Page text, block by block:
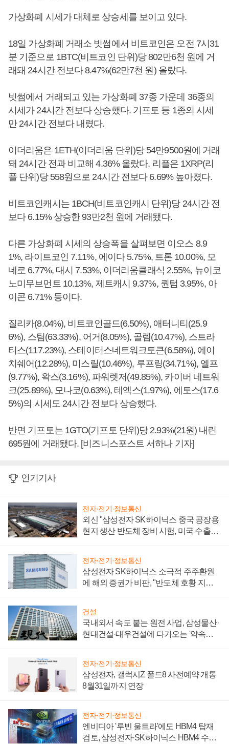
가상화폐 시세가 대체로 상승세를 보이고 있다.
18일 가상화폐 거래소 빗썸에서 비트코인은 오전 7시31
분 기준으로 1BTC(비트코인 단위)당 802만6천 원에 거
래돼 24시간 전보다 8.47%(62만7천 원) 올랐다.
빗썸에서 거래되고 있는 가상화폐 37종 가운데 36종의
시세가 24시간 전보다 상승했다. 기프토 등 1종의 시세
만 24시간 전보다 내렸다.
이더리움은 1ETH(이더리움 단위)당 54만9500원에 거래
돼 24시간 전과 비교해 4.36% 올랐다. 리플은 1XRP(리
플 단위)당 558원으로 24시간 전보다 6.69% 높아졌다.
비트코인캐시는 1BCH(비트코인캐시 단위)당 24시간 전
보다 6.15% 상승한 93만2천 원에 거래됐다.
다른 가상화폐 시세의 상승폭을 살펴보면 이오스 8.9
1%, 라이트코인 7.11%, 에이다 5.75%, 트론 10.00%, 모
네로 6.77%, 대시 7.53%, 이더리움클래식 2.55%, 뉴이코
노미무브먼트 10.13%, 제트캐시 9.37%, 퀀텀 3.95%, 아
이콘 6.71% 등이다.
질리카(8.04%), 비트코인골드(6.50%), 애터니티(25.9
6%), 스팀(63.33%), 어거(8.05%), 골렘(10.47%), 스트라
티스(117.23%), 스테이터스네트워크토큰(6.58%), 에이
치쉐어(12.28%), 미스릴(10.46%), 루프링(34.71%), 엘프
(9.77%), 왁스(3.16%), 파워렛저(49.85%), 카이버 네트워
크(25.89%), 모나코(0.63%), 테엑스(1.97%), 에토스(17.6
5%)의 시세도 24시간 전보다 상승했다.
반면 기프토는 1GTO(기프토 단위)당 2.93%(21원) 내린
695원에 거래됐다. [비즈니스포스트 서하나 기자]
인기기사
전자·전기·정보통신
외신 "삼성전자 SK하이닉스 중국 공장용
현지 생산 반도체 장비 시험, 미국 수출통
전자·전기·정보통신
삼성전자 SK하이닉스 소극적 주주환원
에 해외 증권가 비판, "반도체 호황 지속
건설
국내외서 속도 붙는 원전 사업, 삼성물산·
현대건설·대우건설에 다가오는 '약속의
전자·전기·정보통신
삼성전자, 갤럭시Z 폴드8 사전예약 개통
8월31일까지 연장
전자·전기·정보통신
엔비디아 '루빈 울트라'에도 HBM4 탑재
검토, 삼성전자·SK하이닉스 HBM4 수율